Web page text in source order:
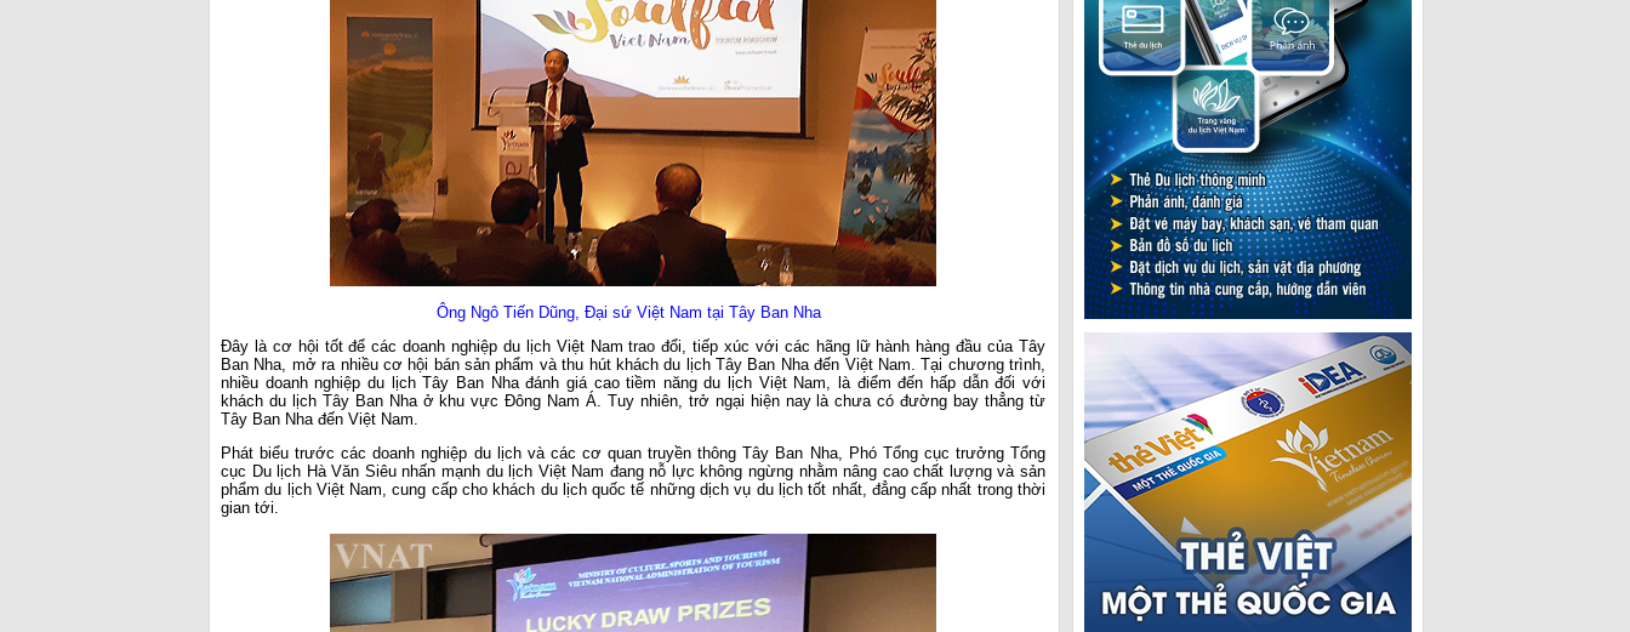
Ông Ngô Tiến Dũng, Đại sứ Việt Nam tại Tây Ban Nha
Đây là cơ hội tốt để các doanh nghiệp du lịch Việt Nam trao đổi, tiếp xúc với các hãng lữ hành hàng đầu của Tây
Ban Nha, mở ra nhiều cơ hội bán sản phẩm và thu hút khách du lịch Tây Ban Nha đến Việt Nam. Tại chương trình,
nhiều doanh nghiệp du lịch Tây Ban Nha đánh giá cao tiềm năng du lịch Việt Nam, là điểm đến hấp dẫn đối với
khách du lịch Tây Ban Nha ở khu vực Đông Nam Á. Tuy nhiên, trở ngại hiện nay là chưa có đường bay thẳng từ
Tây Ban Nha đến Việt Nam.
Phát biểu trước các doanh nghiệp du lịch và các cơ quan truyền thông Tây Ban Nha, Phó Tổng cục trưởng Tổng
cục Du lịch Hà Văn Siêu nhấn mạnh du lịch Việt Nam đang nỗ lực không ngừng nhằm nâng cao chất lượng và sản
phẩm du lịch Việt Nam, cung cấp cho khách du lịch quốc tế những dịch vụ du lịch tốt nhất, đẳng cấp nhất trong thời
gian tới.